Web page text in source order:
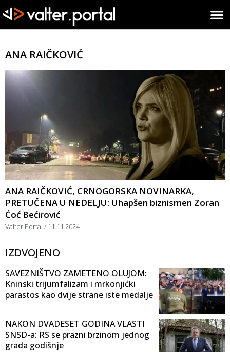
ANA RAIČKOVIĆ
ANA RAIČKOVIĆ, CRNOGORSKA NOVINARKA,
PRETUČENA U NEDELJU: Uhapšen biznismen Zoran
Ćoć Bećirović
Valter Portal 11.11.2024
IZDVOJENO
SAVEZNIŠTVO ZAMETENO OLUJOM:
Kninski trijumfalizam i mrkonjićki
parastos kao dvije strane iste medalje
NAKON DVADESET GODINA VLASTI
SNSD-a: RS se prazni brzinom jednog
grada godišnje